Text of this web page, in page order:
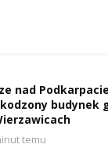
nad
budynek
temu